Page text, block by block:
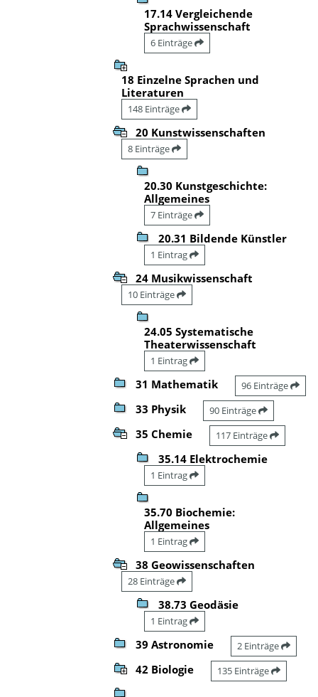
17.14 Vergleichende
Sprachwissenschaft
6 Einträge
18 Einzelne Sprachen und
Literaturen
148 Einträge
20 Kunstwissenschaften
8 Einträge
20.30 Kunstgeschichte:
Allgemeines
7 Einträge
20.31 Bildende Künstler
1 Eintrag
24 Musikwissenschaft
10 Einträge
24.05 Systematische
Theaterwissenschaft
1 Eintrag
31 Mathematik 96 Einträge
33 Physik 90 Einträge
35 Chemie 117 Einträge
35.14 Elektrochemie
1 Eintrag
35.70 Biochemie:
Allgemeines
1 Eintrag
38 Geowissenschaften
28 Einträge
38.73 Geodäsie
1 Eintrag
39 Astronomie 2 Einträge
42 Biologie 135 Einträge